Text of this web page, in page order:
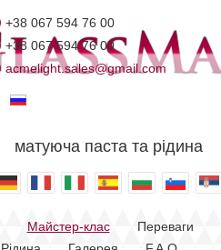
+38 067 594 76 00
+38 067 594 76 00
acmelight.sales@gmail.com
матуюча паста та рідина
Майстер-клас
Переваги